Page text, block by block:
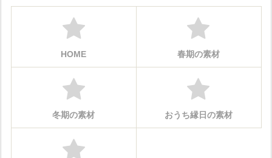
イラストを厳選しました。
セレクト。
HOME 春期の素材
冬期の素材 おうち縁日の素材